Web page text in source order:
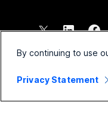
2026 Cisco en/
By continuing to use
Privacy Statement